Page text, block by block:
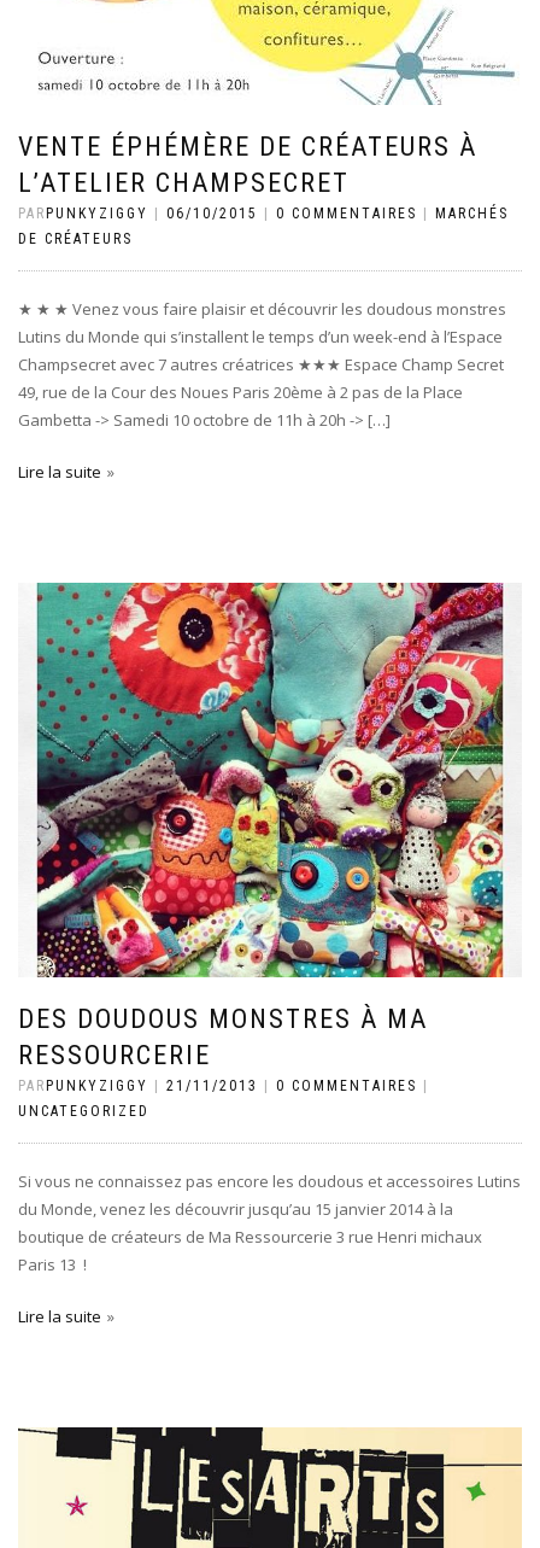
VENTE ÉPHÉMÈRE DE CRÉATEURS À
L’ATELIER CHAMPSECRET
PAR PUNKYZIGGY 06/10/2015 0 COMMENTAIRES
MARCHÉS
DE CRÉATEURS
★ ★ ★ Venez vous faire plaisir et découvrir les doudous monstres
Lutins du Monde qui s’installent le temps d’un week-end à l’Espace
Champsecret avec 7 autres créatrices ★★★ Espace Champ Secret
49, rue de la Cour des Noues Paris 20ème à 2 pas de la Place
Gambetta -> Samedi 10 octobre de 11h à 20h -> […]
Lire la suite
DES DOUDOUS MONSTRES À MA
RESSOURCERIE
PARPUNKYZIGGY | 21/11/2013 | 0 COMMENTAIRES |
UNCATEGORIZED
Si vous ne connaissez pas encore les doudous et accessoires Lutins
du Monde, venez les découvrir jusqu’au 15 janvier 2014 à la
boutique de créateurs de Ma Ressourcerie 3 rue Henri michaux
Paris 13 !
Lire la suite